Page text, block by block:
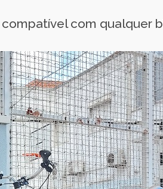
com qualquer